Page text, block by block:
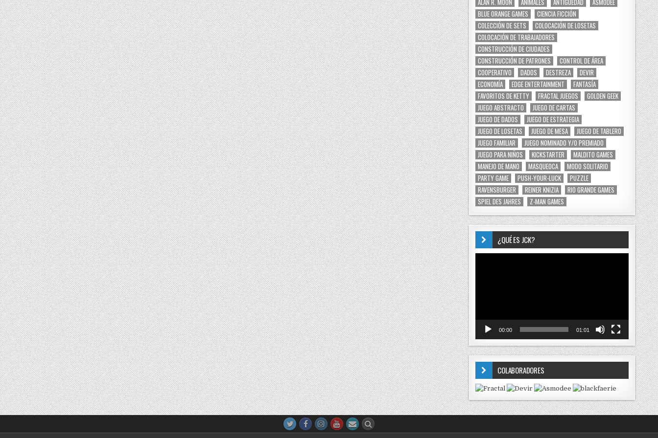
ALAN R. MOON ANIMALES ANTIGÜEDAD
ASMODEE
BLUE ORANGE GAMES
CIENCIA FICCIÓN
COLECCIÓN DE SETS
COLOCACIÓN DE LOSETAS
COLOCACIÓN DE TRABAJADORES
CONSTRUCCIÓN DE CIUDADES
CONSTRUCCIÓN DE PATRONES
CONTROL DE ÁREA
COOPERATIVO
DADOS DESTREZA
DEVIR
ECONOMÍA
EDGE ENTERTAINMENT
FANTASÍA
FAVORITOS DE KETTY
FRACTAL JUEGOS
GOLDEN GEEK
JUEGO ABSTRACTO
JUEGO DE CARTAS
JUEGO DE DADOS
JUEGO DE ESTRATEGIA
JUEGO DE LOSETAS
JUEGO DE MESA
JUEGO DE TABLERO
JUEGO FAMILIAR
JUEGO NOMINADO Y/O PREMIADO
JUEGO PARA NIÑOS
KICKSTARTER
MALDITO GAMES
MANEJO DE MANO
MASQUEOCA
MODO SOLITARIO
PARTY GAME
PUSH-YOUR-LUCK
PUZZLE
RAVENSBURGER
REINER KNIZIA
RIO GRANDE GAMES
SPIEL DES JAHRES
Z-MAN GAMES
¿QUÉ ES JCK?
00:00 01:01
COLABORADORES